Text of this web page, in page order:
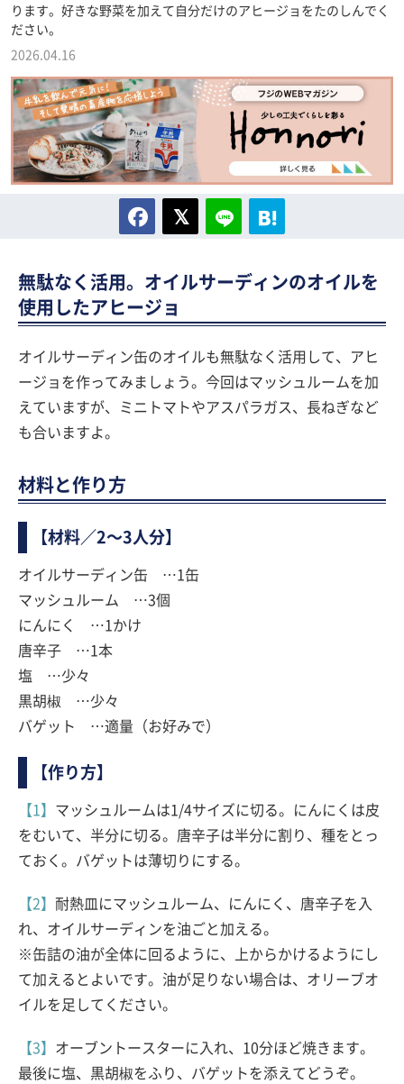
ります。好きな野菜を加えて自分だけのアヒージョをたのしんでく
ださい。
2026.04.16
無駄なく活用。オイルサーディンのオイルを
使用したアヒージョ
オイルサーディン缶のオイルも無駄なく活用して、アヒ
ージョを作ってみましょう。今回はマッシュルームを加
えていますが、ミニトマトやアスパラガス、長ねぎなど
も合いますよ。
材料と作り方
【材料／2〜3人分】
オイルサーディン缶 …1缶
マッシュルーム …3個
にんにく …1かけ
唐辛子 …1本
塩 …少々
黒胡椒 …少々
バゲット …適量（お好みで）
【作り方】
【1】 マッシュルームは1/4サイズに切る。にんにくは皮
をむいて、半分に切る。唐辛子は半分に割り、種をとっ
ておく。バゲットは薄切りにする。
【2】 耐熱皿にマッシュルーム、にんにく、唐辛子を入
れ、オイルサーディンを油ごと加える。
※缶詰の油が全体に回るように、上からかけるようにし
て加えるとよいです。油が足りない場合は、オリーブオ
イルを足してください。
【3】
オーブントースターに入れ、10分ほど焼きます。
最後に塩、黒胡椒をふり、バゲットを添えてどうぞ。